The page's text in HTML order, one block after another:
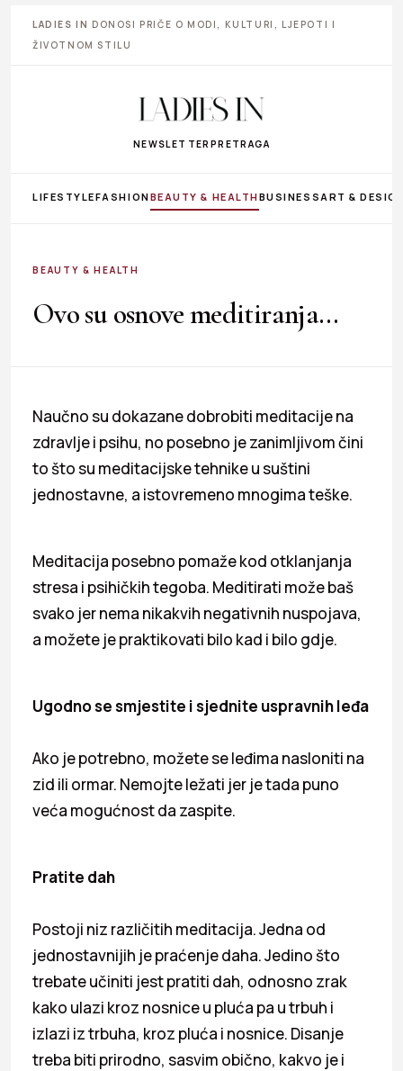
LADIES IN DONOSI PRIČE O MODI, KULTURI, LJEPOTI I
ŽIVOTNOM STILU
NEWSLETTER PRETRAGA
LIFESTYLEFASHIONBEAUTY & HEALTHBUSINESS ART &
BEAUTY & HEALTH
Ovo su osnove meditiranja…
Naučno su dokazane dobrobiti meditacije na
zdravlje i psihu, no posebno je zanimljivom čini
to što su meditacijske tehnike u suštini
jednostavne, a istovremeno mnogima teške.
Meditacija posebno pomaže kod otklanjanja
stresa i psihičkih tegoba. Meditirati može baš
svako jer nema nikakvih negativnih nuspojava,
a možete je praktikovati bilo kad i bilo gdje.
Ugodno se smjestite i sjednite uspravnih leđa
Ako je potrebno, možete se leđima nasloniti na
zid ili ormar. Nemojte ležati jer je tada puno
veća mogućnost da zaspite.
Pratite dah
Postoji niz različitih meditacija. Jedna od
jednostavnijih je praćenje daha. Jedino što
trebate učiniti jest pratiti dah, odnosno zrak
kako ulazi kroz nosnice u pluća pa u trbuh i
izlazi iz trbuha, kroz pluća i nosnice. Disanje
treba biti prirodno, sasvim obično, kakvo je i